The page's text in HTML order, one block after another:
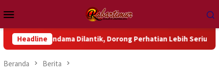
ke
kontenMobile
HeadlineDilantik, Dorong Perhatian Lebih Serius Terhadap Isu
Beranda Berita